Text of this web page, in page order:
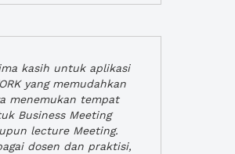
kasih untuk aplikasi
yang memudahkan
menemukan tempat
Business Meeting
lecture Meeting.
dosen dan praktisi,